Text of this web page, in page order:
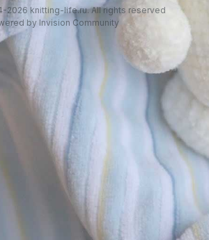
2026 knitting-life.ru. All rights reserved
by Invision Community